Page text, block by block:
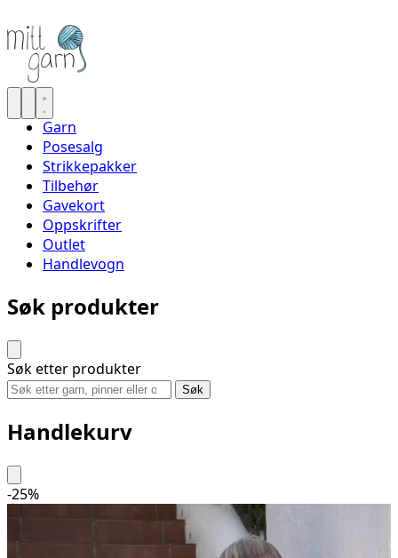
Garn
Posesalg
Strikkepakker
Tilbehør
Gavekort
Oppskrifter
Outlet
Handlevogn
Søk produkter
Søk etter produkter
Søk
Handlekurv
-25%